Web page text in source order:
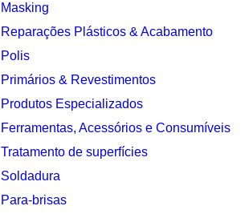
Masking
Reparações Plásticos & Acabamento
Polis
Primários & Revestimentos
Produtos Especializados
Ferramentas, Acessórios e Consumíveis
Tratamento de superfícies
Soldadura
Para-brisas